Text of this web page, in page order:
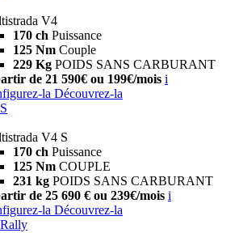
V4
170 ch Puissance
125 Nm Couple
229 Kg POIDS SANS CARBURANT
de 21 590€ ou 199€/mois i
la Découvrez-la
V4 S
170 ch Puissance
125 Nm COUPLE
231 kg POIDS SANS CARBURANT
de 25 690 € ou 239€/mois i
la Découvrez-la